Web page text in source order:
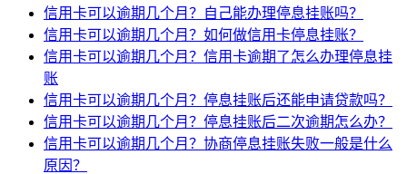
信用卡可以逾期几个月？自己能办理停息挂账吗？
信用卡可以逾期几个月？如何做信用卡停息挂账？
信用卡可以逾期几个月？信用卡逾期了怎么办理停息挂
账
信用卡可以逾期几个月？停息挂账后还能申请贷款吗？
信用卡可以逾期几个月？停息挂账后二次逾期怎么办？
信用卡可以逾期几个月？协商停息挂账失败一般是什么
原因？